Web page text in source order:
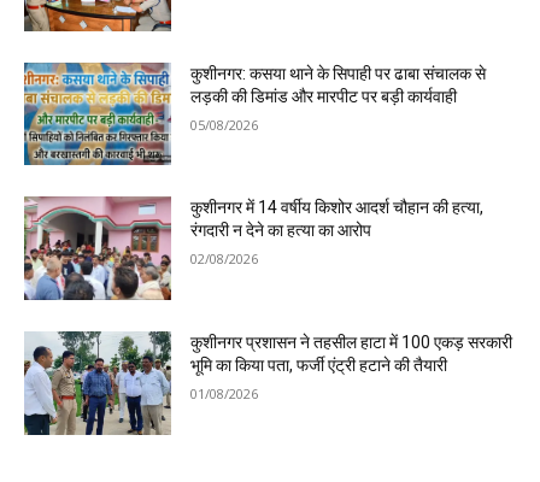
कुशीनगर: कसया थाने के सिपाही पर ढाबा संचालक से
लड़की की डिमांड और मारपीट पर बड़ी कार्यवाही
05/08/2026
कुशीनगर में 14 वर्षीय किशोर आदर्श चौहान की हत्या,
रंगदारी न देने का हत्या का आरोप
02/08/2026
कुशीनगर प्रशासन ने तहसील हाटा में 100 एकड़ सरकारी
भूमि का किया पता, फर्जी एंट्री हटाने की तैयारी
01/08/2026